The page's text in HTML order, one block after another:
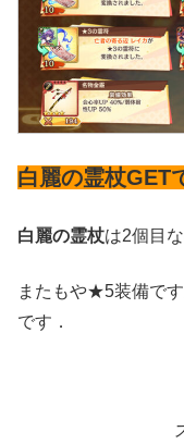
白麗の霊杖GET
白麗の霊杖は2個目
またもや★5装備で
です．